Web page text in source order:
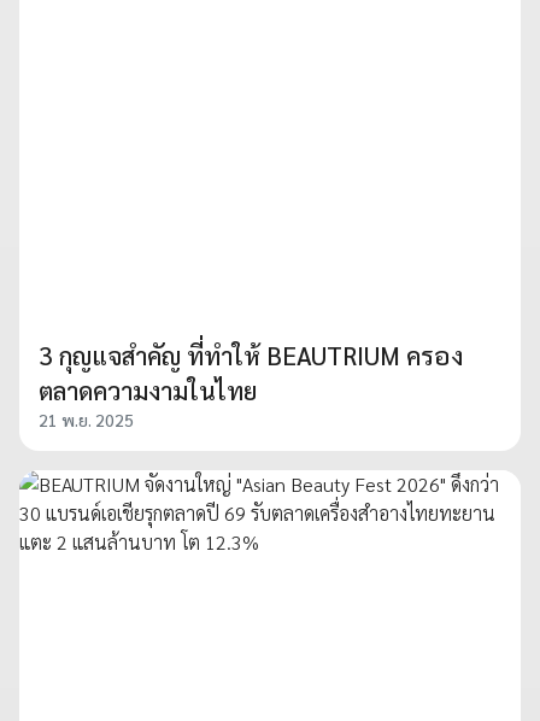
3 กุญแจสำคัญ ที่ทำให้ BEAUTRIUM ครอง
ตลาดความงามในไทย
21 พ.ย. 2025